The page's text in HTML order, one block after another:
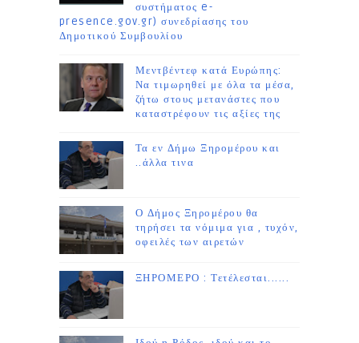
συστήματος e-
presence.gov.gr) συνεδρίασης του
Δημοτικού Συμβουλίου
Μεντβέντεφ κατά Ευρώπης:
Να τιμωρηθεί με όλα τα μέσα,
ζήτω στους μετανάστες που
καταστρέφουν τις αξίες της
Τα εν Δήμω Ξηρομέρου και
..άλλα τινα
Ο Δήμος Ξηρομέρου θα
τηρήσει τα νόμιμα για , τυχόν,
οφειλές των αιρετών
ΞΗΡΟΜΕΡΟ : Τετέλεσται......